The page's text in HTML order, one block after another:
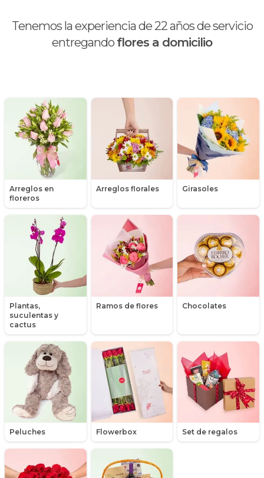
Tenemos la experiencia de 22años de servicio
entregando flores a domicilio
Arreglos en
floreros
Arreglos florales Girasoles
Plantas,
suculentas y
cactus
Ramos de flores Chocolates
Peluches Flowerbox Set de regalos
Chocolates y galletas
Día de la secretaria
Flores y Regalos de Navidad
Gerberas
Girasoles
Globos
Graduación
Hipericum
Libros
Maules
Mensajes
Minirosas
Nacimiento de niños
Nacimientos
Nacimientos de niñas